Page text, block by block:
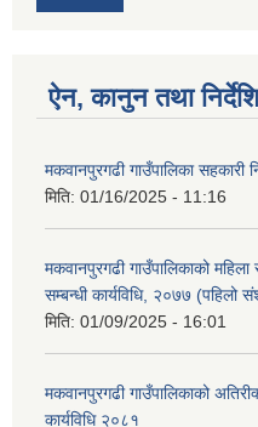
ऐन, कानुन तथा
मकवानपुरगढी गाउँपालिका सहकारी
मिति: 01/16/2025 - 11:16
मकवानपुरगढी गाउँपालिकाको
सम्बन्धी कार्यविधि, २०७७ (पहिलो
मिति: 01/09/2025 - 16:01
मकवानपुरगढी गाउँपालिकाको
कार्यविधि २०८१